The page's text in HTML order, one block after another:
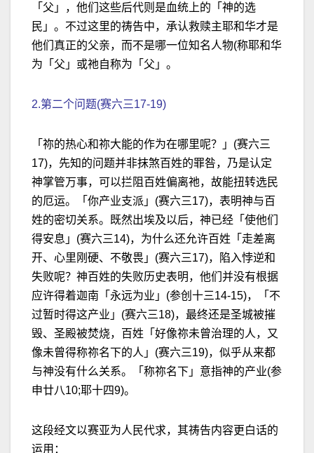
「父」，他们这些后代则是血统上的「神的选
民」。不过这里的祷告中，承认救赎主耶和华才是
他们真正的父亲，而不是哪一位知名人物(称耶和华
为「父」或祂自称为「父」。
2.第二个问题(赛六三17-19)
「祢的热心和祢大能的作为在哪里呢？」(赛六三
17)，先知的问题并非抹煞百姓的罪咎，乃是认定
神掌管万事，可以拦阻百姓偏离祂，故能扭转选民
的厄运。「你产业支派」(赛六三17)，表明神与百
姓的密切关系。既然出埃及以后，神已经「使他们
得安息」(赛六三14)，为什么还允许百姓「走差离
开、心里刚硬、不敬畏」(赛六三17)，陷入悖逆和
失败呢？神百姓的失败历史表明，他们并没有根据
应许得着迦南「永远为业」(参创十三14-15)，「不
过暂时得这产业」(赛六三18)，最终还是圣城被摧
毁、圣殿被焚烧，百姓「好像祢未曾治理的人，又
像未曾得称祢名下的人」(赛六三19)，似乎从来都
与神没有什么关系。「称祢名下」意指神的产业(参
申廿八10;耶十四9)。
这段经文以赛亚为人民代求，其祷告内容更白话的
运用：